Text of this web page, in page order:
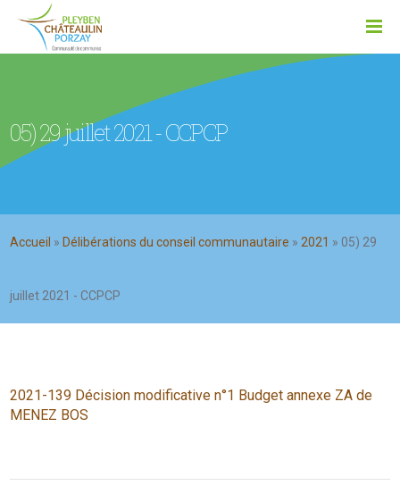
05) 29 juillet 2021 - CCPCP
Accueil » Délibérations du conseil communautaire »2021 »05) 29
juillet 2021 - CCPCP
2021-139 Décision modificative n°1 Budget annexe ZA de
MENEZ BOS